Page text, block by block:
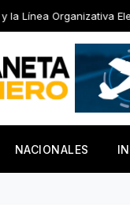
Electoral
NACIONALES